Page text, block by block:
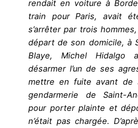
rendait en voiture à
train pour Paris, avait
s’arrêter par trois
départ de son domicile, à
Blaye, Michel Hidalgo
désarmer l’un de ses
mettre en fuite avant de
gendarmerie de Saint-
pour porter plainte et
n’était pas chargée.